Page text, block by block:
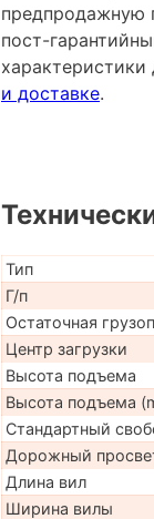
предпродажную
пост-
характеристики
и доставке.
Тип
Г/п
Остаточная
Центр загрузки
Высота подъема
Высота подъема
Стандартный
Дорожный
Длина вил
Ширина вилы